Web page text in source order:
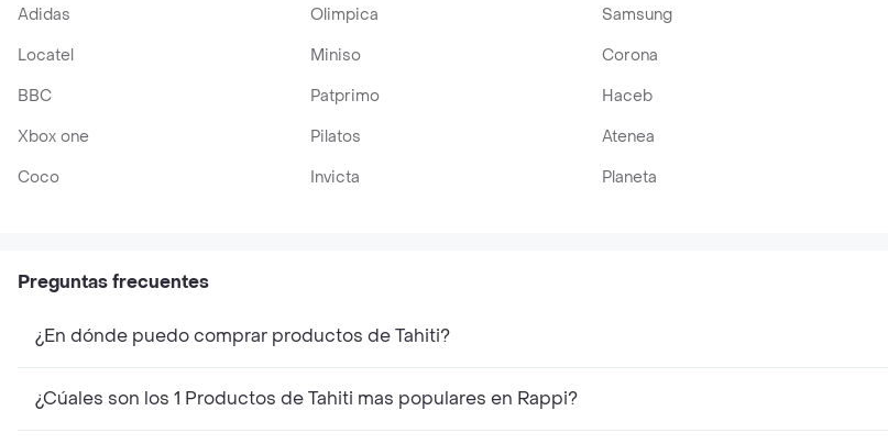
Adidas Olimpica Samsung
Locatel
Miniso Corona
BBC
Patprimo Haceb
Xbox one
Pilatos Atenea
Coco
Invicta Planeta
Preguntas frecuentes
¿En dónde puedo comprar productos de Tahiti?
¿Cúales son los 1 Productos de Tahiti mas populares en Rappi?